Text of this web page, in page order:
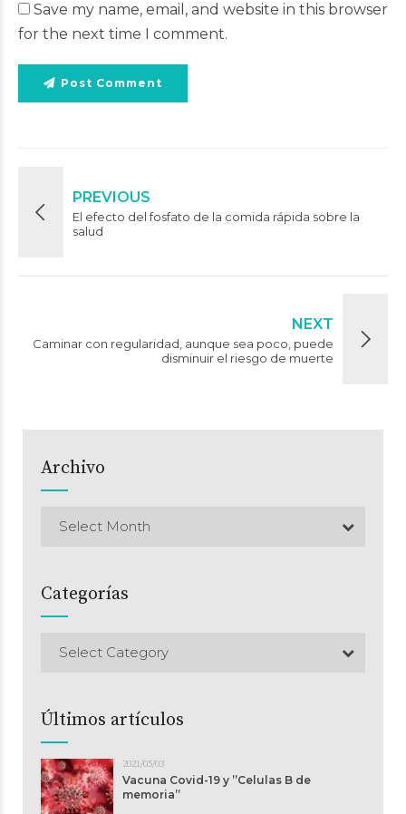
Save my name, email, and website in this browser
for the next time I comment.
Post Comment
PREVIOUS
El efecto del fosfato de la comida rápida sobre la
salud
NEXT
Caminar con regularidad, aunque sea poco, puede
disminuir el riesgo de muerte
Archivo
Select Month
Categorías
Select Category
Últimos artículos
2021/05/03
Vacuna Covid-19 y ”Celulas B de
memoria”